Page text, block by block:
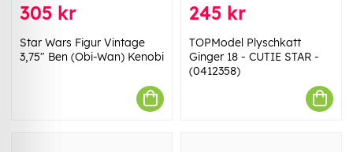
305 kr
Star Wars Figur Vintage
3,75" Ben (Obi-Wan) Kenobi
245 kr
TOPModel Plyschkatt
Ginger 18 - CUTIE STAR -
(0412358)